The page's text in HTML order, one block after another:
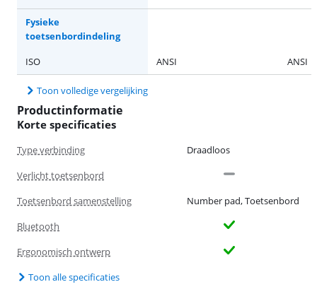
Fysieke
toetsenbordindeling
ISO
ANSI ANSI
Toon volledige vergelijking
Productinformatie
Korte specificaties
Type verbinding
Draadloos
Verlicht toetsenbord
Toetsenbord samenstelling
Number pad, Toetsenbord
Bluetooth
Ergonomisch ontwerp
Toon alle specificaties